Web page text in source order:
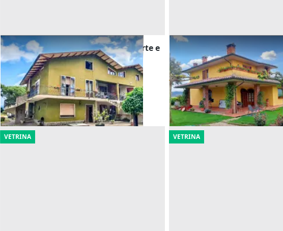
Asta Porzione di bifamiliare con corte e
garage
Castiglione del Lago (Perugia)
Offerta minima
112.910 €
17/09/2026
Asta Quota di villetta
corte esclusiva
Castiglione del Lago (Perugia)
Offerta minima
41.449 €
16/09/2026
VETRINA VETRINA